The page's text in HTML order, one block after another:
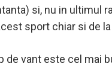
si, nu in ultimul
sport chiar si de la
de vant este cel mai